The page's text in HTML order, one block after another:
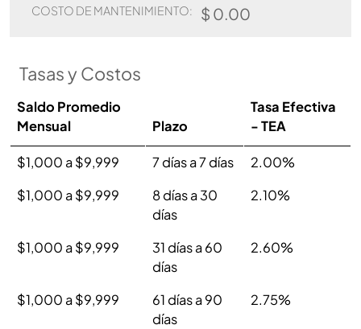
COSTO DE MANTENIMIENTO: $ 0.00
Tasas y Costos
Saldo Promedio
Mensual
Plazo
Tasa Efectiva
- TEA
$1,000 a $9,999 7 días a 7 días
2.00%
$1,000 a $9,999
8 días a 30
días
2.10%
$1,000 a $9,999
31 días a 60
días
2.60%
$1,000 a $9,999
61 días a 90
días
2.75%